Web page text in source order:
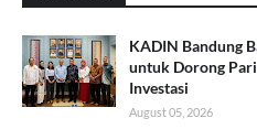
KADIN Bandung
untuk Dorong
Investasi
August 05, 2026